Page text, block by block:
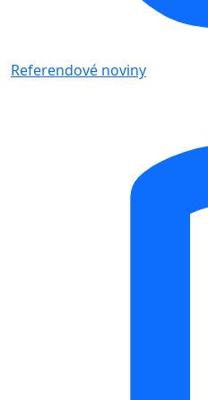
Referendové noviny